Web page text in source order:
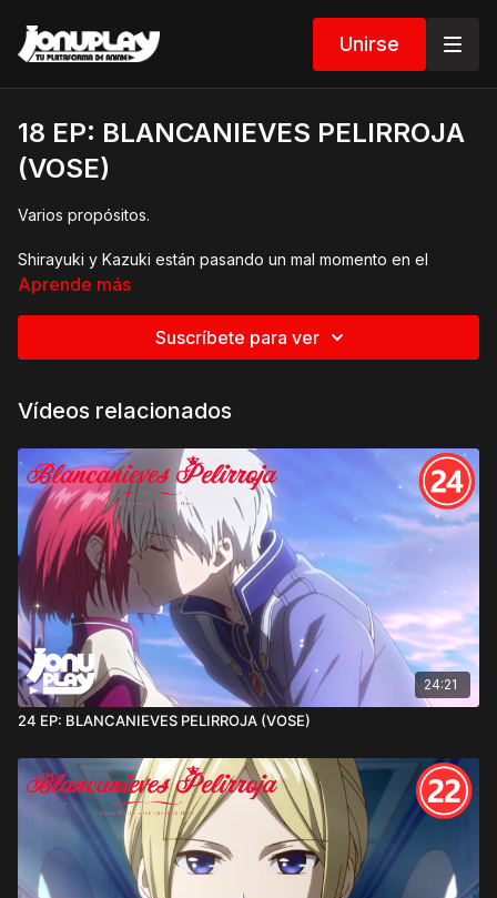
Unirse
18 EP: BLANCANIEVES PELIRROJA
(VOSE)
Varios propósitos.
Shirayuki y Kazuki están pasando un mal momento en el
barco, los príncipes y su séquito idean un plan para
Aprende más
Suscríbete para ver
Vídeos relacionados
24:21
24 EP: BLANCANIEVES PELIRROJA (VOSE)